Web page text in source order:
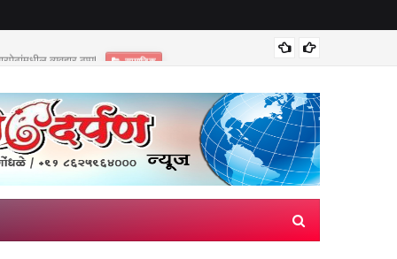
व्यवहार ठप्प!​ सामाजिक